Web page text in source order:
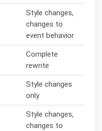
Style changes,
changes to
event behavior
Complete
rewrite
Style changes
only
Style changes,
changes to